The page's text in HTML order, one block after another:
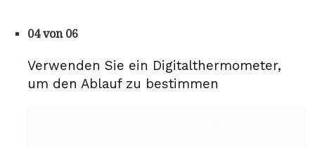
04 von 06
Verwenden Sie ein Digitalthermometer,
um den Ablauf zu bestimmen